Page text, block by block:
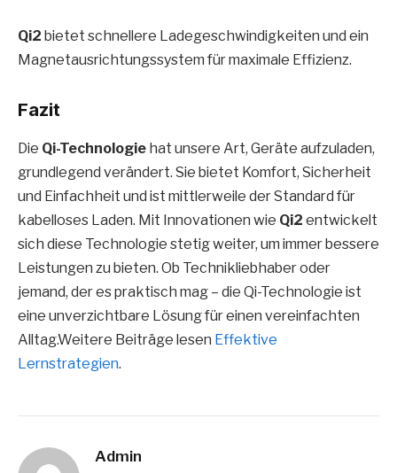
Qi2 bietet schnellere Ladegeschwindigkeiten und ein
Magnetausrichtungssystem für maximale Effizienz.
Fazit
Die Qi-Technologie hat unsere Art, Geräte aufzuladen,
grundlegend verändert. Sie bietet Komfort, Sicherheit
und Einfachheit und ist mittlerweile der Standard für
kabelloses Laden. Mit Innovationen wie Qi2 entwickelt
sich diese Technologie stetig weiter, um immer bessere
Leistungen zu bieten. Ob Technikliebhaber oder
jemand, der es praktisch mag – die Qi-Technologie ist
eine unverzichtbare Lösung für einen vereinfachten
Alltag.Weitere Beiträge lesen Effektive
Lernstrategien.
Admin